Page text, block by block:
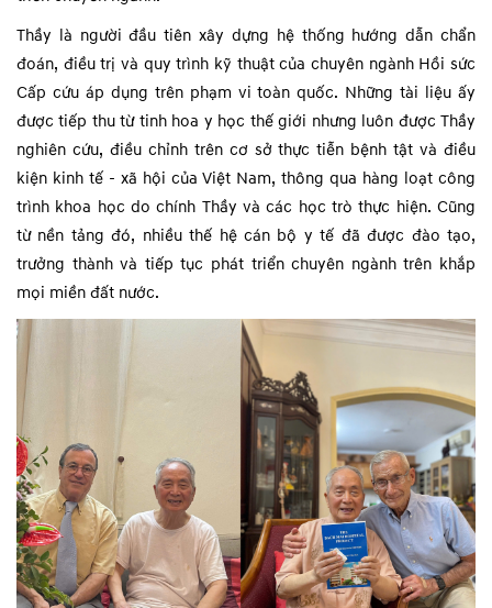
Thầy là người đầu tiên xây dựng hệ thống hướng dẫn chẩn
đoán, điều trị và quy trình kỹ thuật của chuyên ngành Hồi sức
Cấp cứu áp dụng trên phạm vi toàn quốc. Những tài liệu ấy
được tiếp thu từ tinh hoa y học thế giới nhưng luôn được Thầy
nghiên cứu, điều chỉnh trên cơ sở thực tiễn bệnh tật và điều
kiện kinh tế - xã hội của Việt Nam, thông qua hàng loạt công
trình khoa học do chính Thầy và các học trò thực hiện. Cũng
từ nền tảng đó, nhiều thế hệ cán bộ y tế đã được đào tạo,
trưởng thành và tiếp tục phát triển chuyên ngành trên khắp
mọi miền đất nước.